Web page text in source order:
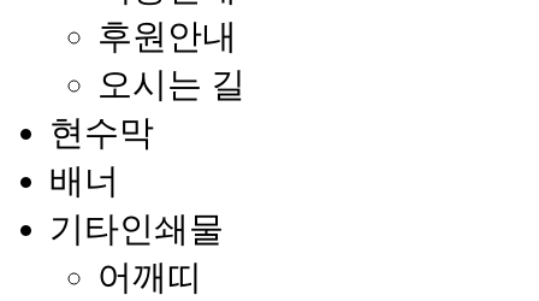
후원안내
오시는 길
현수막
배너
기타인쇄물
어깨띠